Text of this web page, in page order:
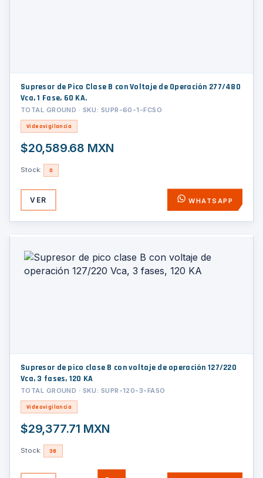
Supresor de Pico Clase B con Voltaje de Operación 277/480
Vca, 1 Fase, 60 KA.
TOTAL GROUND · SKU: SUPR-60-1-FCSO
Videovigilancia
$20,589.68 MXN
Stock: 0
VER WHATSAPP
Supresor de pico clase B con voltaje de operación 127/220
Vca, 3 fases, 120 KA
TOTAL GROUND · SKU: SUPR-120-3-FASO
Videovigilancia
$29,377.71 MXN
Stock: 38